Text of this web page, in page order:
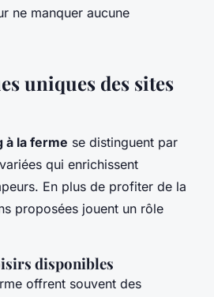
ne manquer aucune
uniques des sites
à la ferme se distinguent par
qui enrichissent
En plus de profiter de la
proposées jouent un rôle
disponibles
offrent souvent des